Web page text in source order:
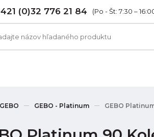
(0)32 776 21 84 (Po - Št: 7:30 –
GEBO GEBO - Platinum GEBO